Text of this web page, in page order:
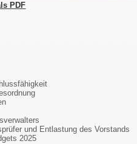
PDF
und Entlastung des Vorstands
2025